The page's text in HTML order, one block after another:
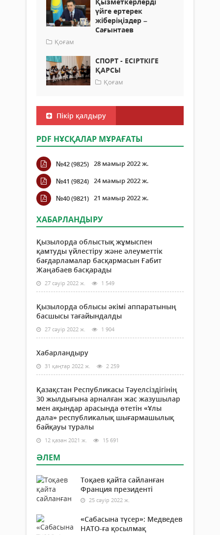
Қызметкерлерді
үйге ертерек
жіберіңіздер –
Сағынтаев
Қоғам
СПОРТ - ЕСІРТКІГЕ
ҚАРСЫ
Қоғам
Пікір қалдыру
PDF НҰСҚАЛАР МҰРАҒАТЫ
№42 (9825) 28 мамыр 2022 ж.
№41 (9824) 24 мамыр 2022 ж.
№40 (9821) 21 мамыр 2022 ж.
ХАБАРЛАНДЫРУ
Қызылорда облыстық жұмыспен
қамтуды үйлестіру және әлеуметтік
бағдарламалар басқармасын Ғабит
Жаңабаев басқарады
27 сәуір 2022 ж. 1 549
Қызылорда облысы әкімі аппаратының
басшысы тағайындалды
27 сәуір 2022 ж. 1 904
Хабарландыру
31 қаңтар 2022 ж. 2 259
Қазақстан Республикасы Тәуелсіздігінің
30 жылдығына арналған жас жазушылар
мен ақындар арасында өтетін «Ұлы
дала» республикалық шығармашылық
байқауы туралы
12 қазан 2021 ж. 15 691
ӘЛЕМ
Тоқаев қайта сайланған
Франция президенті
25 сәуір 2022 ж.
«Сабасына түсер»: Медведев
НАТО-ға қосылмақ